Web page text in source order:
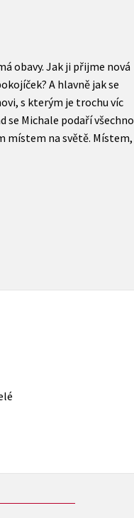
obavy. Jak ji přijme nová
A hlavně jak se
s kterým je trochu víc
Michale podaří všechno
místem na světě. Místem,